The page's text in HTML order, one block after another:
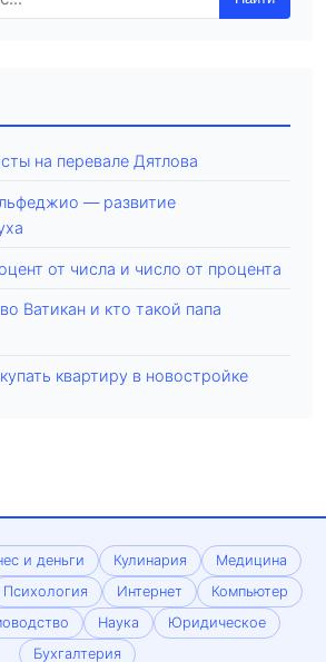
на перевале Дятлова
— развитие
от числа и число от процента
Ватикан и кто такой папа
квартиру в новостройке
и деньги Кулинария
Медицина
Психология Интернет
Компьютер
Наука
Юридическое
Бухгалтерия